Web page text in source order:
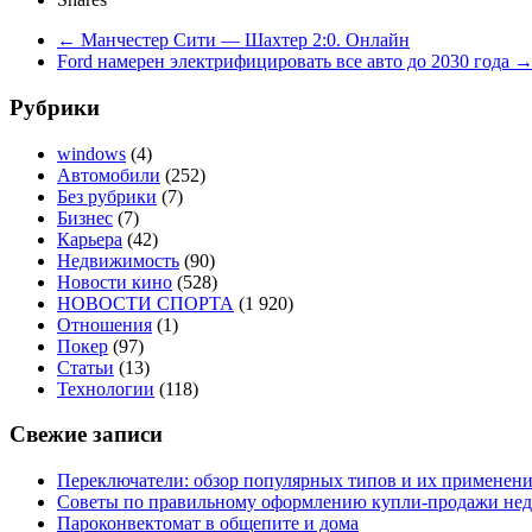
← Манчестер Сити — Шахтер 2:0. Онлайн
Ford намерен электрифицировать все авто до 2030 года →
Рубрики
windows (4)
Автомобили (252)
Без рубрики (7)
Бизнес (7)
Карьера (42)
Недвижимость (90)
Новости кино (528)
НОВОСТИ СПОРТА (1 920)
Отношения (1)
Покер (97)
Статьи (13)
Технологии (118)
Свежие записи
Переключатели: обзор популярных типов и их
Советы по правильному оформлению купли-продажи
Пароконвектомат в общепите и дома